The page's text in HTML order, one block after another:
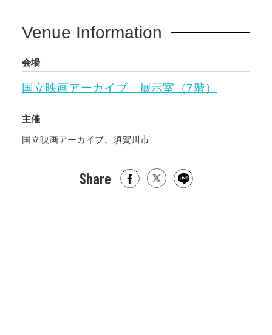
Venue Information
会場
国立映画アーカイブ 展示室（7階）
主催
国立映画アーカイブ、須賀川市
Share